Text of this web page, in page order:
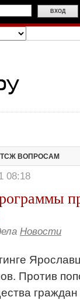
ВОПРОСАМ
08:18
Новости
Против